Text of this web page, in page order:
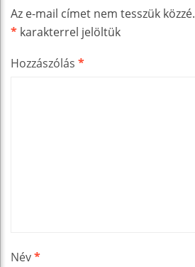
Az e-mail címet nem tesszük közzé.
* karakterrel jelöltük
Hozzászólás *
Név*